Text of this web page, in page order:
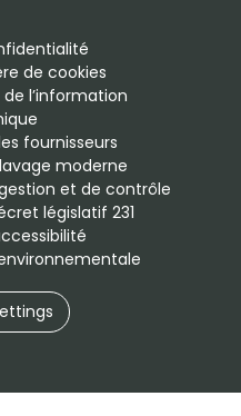
de cookies
l’information
fournisseurs
moderne
et de contrôle
législatif 231